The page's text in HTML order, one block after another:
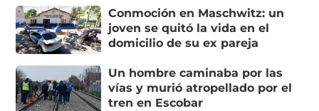
Conmoción en Maschwitz: un
joven se quitó la vida en el
domicilio de su ex pareja
Un hombre caminaba por las
vías y murió atropellado por el
tren en Escobar